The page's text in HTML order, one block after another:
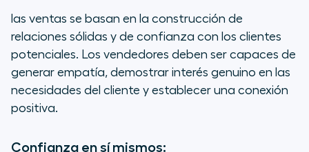
las ventas se basan en la construcción de
relaciones sólidas y de confianza con los clientes
potenciales. Los vendedores deben ser capaces de
generar empatía, demostrar interés genuino en las
necesidades del cliente y establecer una conexión
positiva.
Confianza en sí mismos: